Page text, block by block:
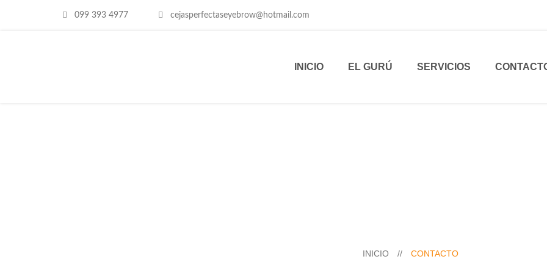
099 393 4977 cejasperfectaseyebrow@hotmail.com
INICIO EL GURÚ SERVICIOS
INICIO // CONTACTO